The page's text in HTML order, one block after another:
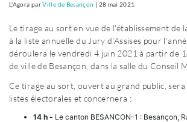
L'Agora parVille de Besançon | 28 mai 2021
Le tirage au sort en vue de l'établissement de
à la liste annuelle du Jury d'Assises pour
déroulera le vendredi 4 juin 2021 à partir de
de ville de Besançon, dans la salle du Conseil
Ce tirage au sort, ouvert au grand public,
listes électorales et concernera :
14 h - Le canton BESANCON-1 : Besançon,